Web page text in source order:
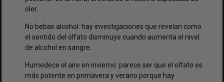
oler.
No bebas alcohol: hay investigaciones que revelan como
el sentido del olfato disminuye cuando aumenta el nivel
de alcohol en sangre.
Humedece el aire en invierno: parece ser que el olfato es
más potente en primavera y verano porque hay